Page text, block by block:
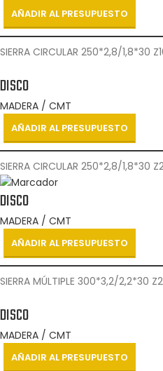
AÑADIR AL PRESUPUESTO
SIERRA CIRCULAR 250*2,8/1,8*30
DISCO
MADERA / CMT
AÑADIR AL PRESUPUESTO
SIERRA CIRCULAR 250*2,8/1,8*30
DISCO
MADERA / CMT
AÑADIR AL PRESUPUESTO
SIERRA MÚLTIPLE 300*3,2/2,2*30
DISCO
MADERA / CMT
AÑADIR AL PRESUPUESTO